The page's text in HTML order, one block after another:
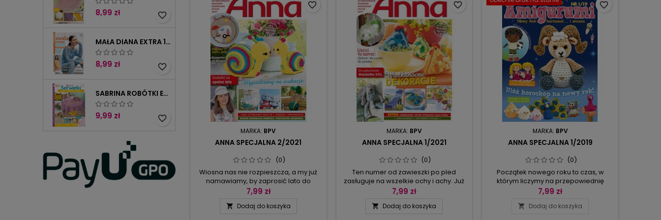
8,99 zł favorite_border
MAŁA DIANA EXTRA 1/2026
8,99 zł favorite_border
SABRINA ROBÓTKI EXTRA 4/2025
9,99 zł favorite_border
z frędzlami, od dekoracji
poprawiających nastrój (poduszka
haftowna w łąkę lub...
do pracy. Makramowa etażerka,
karuzela z lamami (sprawdza się...
razem są to aplikacje z wolnej ręki – kto
raz zasmakuje w nieograniczonej
wolności...
MARKA: BPV
ANNA SPECJALNA 2/2021
(0)
Wiosna nas nie rozpieszcza, a my już
namawiamy, by zaprosić lato do
siebie. Może to właśnie dekoracje
ożywczy wpływ ciepła i słońca. Zatem
7,99 zł
 Dodaj do koszyka
favorite_border
MARKA: BPV
ANNA SPECJALNA 1/2021
(0)
Ten numer od zawieszki po pled
zasługuje na wszelkie ochy i achy. Już
na pierwszej rozkładówce zobaczysz
kurczaczki, zajączki i kwiatki –
7,99 zł
 Dodaj do koszyka
favorite_border
MARKA: BPV
ANNA SPECJALNA 1/2019
(0)
Początek nowego roku to czas, w
którym liczymy na przepowiednię
wszystkiego co najlepsze. Czytamy
przymrużeniem oka, a czasem
7,99 zł
 Dodaj do koszyka
favorite_border